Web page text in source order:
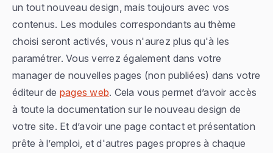
un tout nouveau design, mais toujours avec vos
contenus. Les modules correspondants au thème
choisi seront activés, vous n'aurez plus qu'à les
paramétrer. Vous verrez également dans votre
manager de nouvelles pages (non publiées) dans votre
éditeur de pages web. Cela vous permet d’avoir accès
à toute la documentation sur le nouveau design de
votre site. Et d’avoir une page contact et présentation
prête à l’emploi, et d'autres pages propres à chaque